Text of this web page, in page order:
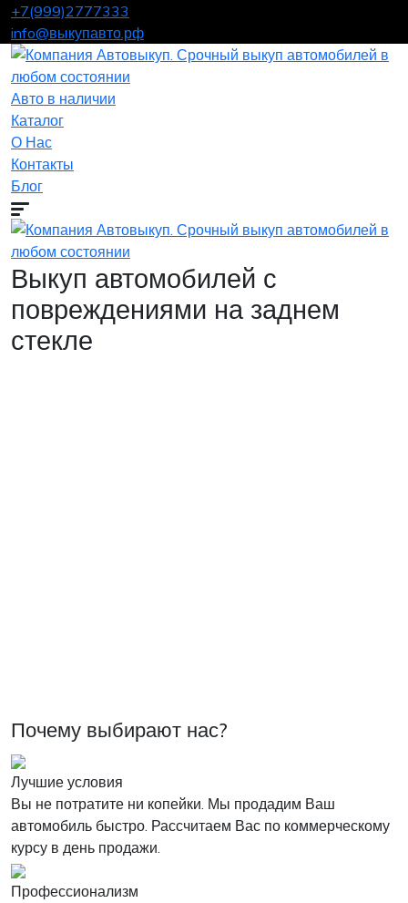
+7(999)2777333
info@выкупавто.рф
Авто в наличии
Каталог
О Нас
Контакты
Блог
Выкуп автомобилей с
повреждениями на заднем
стекле
Почему выбирают нас?
Лучшие условия
Вы не потратите ни копейки. Мы продадим Ваш
автомобиль быстро. Рассчитаем Вас по коммерческому
курсу в день продажи.
Профессионализм